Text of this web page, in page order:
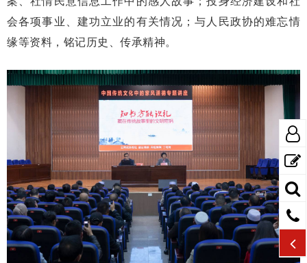
会各项事业、建功立业的有关情况；与人民政协的难忘情
缘等资料，铭记历史、传承精神。